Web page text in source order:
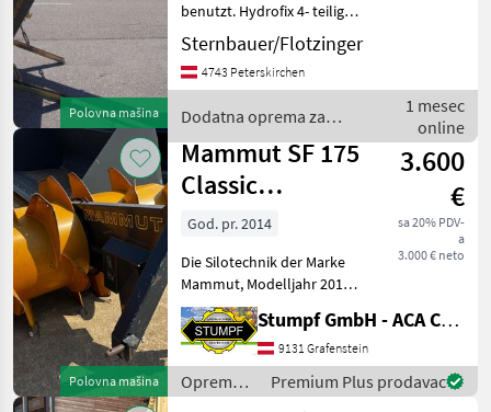
Polovna mašina
benutzt. Hydrofix 4- teilig
mit E- Stecker, Anbauteile
für Fendt 307, 308, 309 Ci.
Podizajni cilindar: Sa
Prednji utovariva
Sternbauer/Flotzinger
4743 Peterskirchen
Dodatna oprema za
traktore / Mammut
1 mesec
online
Polovna mašina
Mammut SF 175
Classic
Heckanbau
3.600
€
sa 20% PDV-
a
3.000 € neto
God. pr. 2014
Die Silotechnik der Marke
Mammut, Modelljahr 2014,
präsentiert sich als
zuverlässiges und
effizientes Gerät für
landwirtschaftliche
Anwendungen. Dieses
Stumpf GmbH - ACA Center Stumpf
9131 Grafenstein
Oprema
za
Premium Plus prodavac